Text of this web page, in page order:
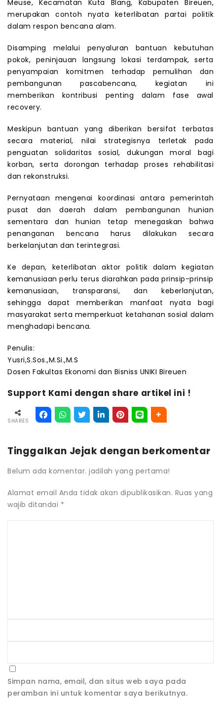
Meuse, Kecamatan Kuta Blang, Kabupaten Bireuen,
merupakan contoh nyata keterlibatan partai politik
dalam respon bencana alam.
Disamping melalui penyaluran bantuan kebutuhan
pokok, peninjauan langsung lokasi terdampak, serta
penyampaian komitmen terhadap pemulihan dan
pembangunan pascabencana, kegiatan ini
memberikan kontribusi penting dalam fase awal
recovery.
Meskipun bantuan yang diberikan bersifat terbatas
secara material, nilai strategisnya terletak pada
penguatan solidaritas sosial, dukungan moral bagi
korban, serta dorongan terhadap proses rehabilitasi
dan rekonstruksi.
Pernyataan mengenai koordinasi antara pemerintah
pusat dan daerah dalam pembangunan hunian
sementara dan hunian tetap menegaskan bahwa
penanganan bencana harus dilakukan secara
berkelanjutan dan terintegrasi.
Ke depan, keterlibatan aktor politik dalam kegiatan
kemanusiaan perlu terus diarahkan pada prinsip-prinsip
kemanusiaan, transparansi, dan keberlanjutan,
sehingga dapat memberikan manfaat nyata bagi
masyarakat serta memperkuat ketahanan sosial dalam
menghadapi bencana.
Penulis:
Yusri,S.Sos.,M.Si.,M.S
Dosen Fakultas Ekonomi dan Bisniss UNIKI Bireuen
Support Kami dengan share artikel ini !
SHARES
Tinggalkan Jejak dengan berkomentar
Belum ada komentar. jadilah yang pertama!
Alamat email Anda tidak akan dipublikasikan. Ruas yang
wajib ditandai *
Simpan nama, email, dan situs web saya pada
peramban ini untuk komentar saya berikutnya.